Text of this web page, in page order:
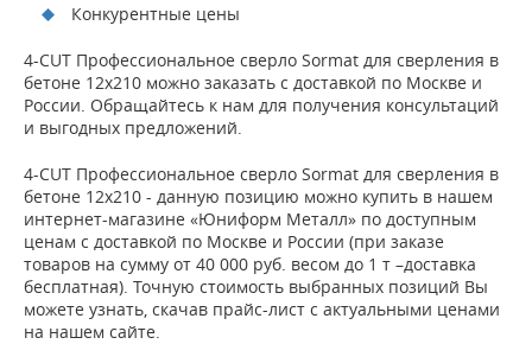
Конкурентные цены
4-CUT Профессиональное сверло Sormat для сверления в
бетоне 12х210 можно заказать с доставкой по Москве и
России. Обращайтесь к нам для получения консультаций
и выгодных предложений.
4-CUT Профессиональное сверло Sormat для сверления в
бетоне 12х210 - данную позицию можно купить в нашем
интернет-магазине «Юниформ Металл» по доступным
ценам с доставкой по Москве и России (при заказе
товаров на сумму от 40 000 руб. весом до 1 т –доставка
бесплатная). Точную стоимость выбранных позиций Вы
можете узнать, скачав прайс-лист с актуальными ценами
на нашем сайте.